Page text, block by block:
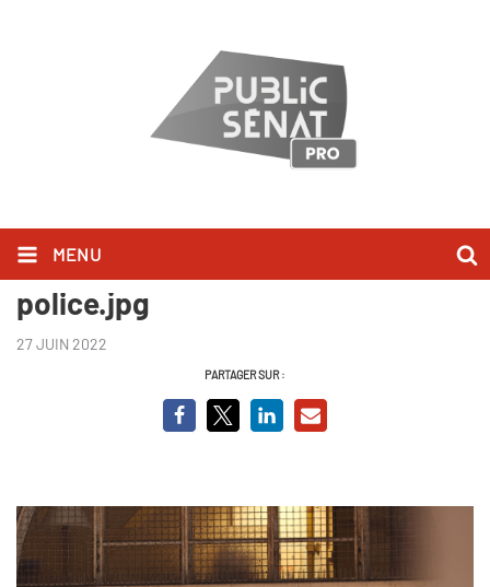
MENU
Les trésors de la préfecture de
police.jpg
27 JUIN 2022
PARTAGER SUR :